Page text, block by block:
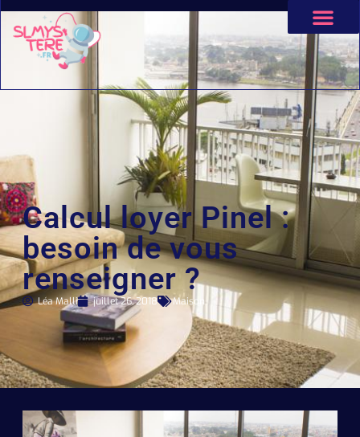
Calcul loyer Pinel :
besoin de vous
renseigner ?
Léa Malli juillet 26, 2018 Maison